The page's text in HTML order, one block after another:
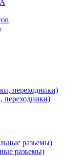
переходники)
разьемы)